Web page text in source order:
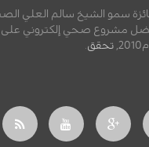
سمو الشيخ سالم العلي
مشروع صحي إلكتروني
تحقق.